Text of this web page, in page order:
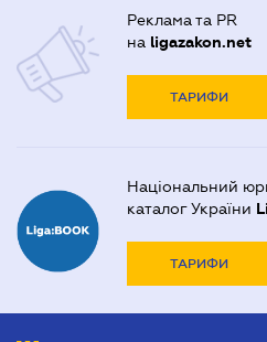
Реклама та PR
на ligazakon.net
ТАРИФИ
Національний
каталог України
ТАРИФИ